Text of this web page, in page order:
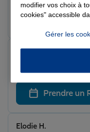
Prendre un
malfroy a.
Prendre un
Elodie H.
modifier vos choix à
cookies" accessible
Gérer les